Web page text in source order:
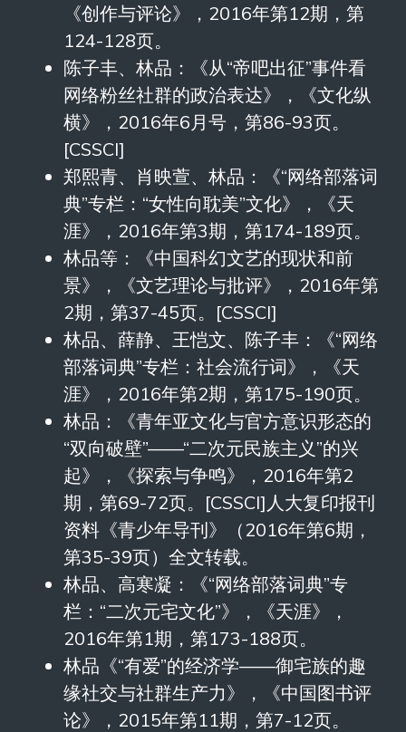
《创作与评论》，2016年第12期，第
124-128页。
陈子丰、林品：《从“帝吧出征”事件看
网络粉丝社群的政治表达》，《文化纵
横》，2016年6月号，第86-93页。
[CSSCI]
郑熙青、肖映萱、林品：《“网络部落词
典”专栏：“女性向耽美”文化》，《天
涯》，2016年第3期，第174-189页。
林品等：《中国科幻文艺的现状和前
景》，《文艺理论与批评》，2016年第
2期，第37-45页。[CSSCI]
林品、薛静、王恺文、陈子丰：《“网络
部落词典”专栏：社会流行词》，《天
涯》，2016年第2期，第175-190页。
林品：《青年亚文化与官方意识形态的
“双向破壁”——“二次元民族主义”的兴
起》，《探索与争鸣》，2016年第2
期，第69-72页。[CSSCI]人大复印报刊
资料《青少年导刊》（2016年第6期，
第35-39页）全文转载。
林品、高寒凝：《“网络部落词典”专
栏：“二次元宅文化”》，《天涯》，
2016年第1期，第173-188页。
林品《“有爱”的经济学——御宅族的趣
缘社交与社群生产力》，《中国图书评
论》，2015年第11期，第7-12页。